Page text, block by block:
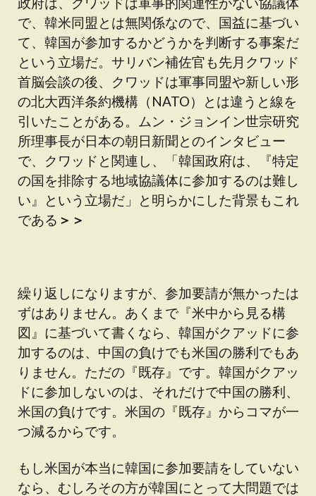
で、 韓米同盟とは無関係なので、国益に基づい
て、韓国が参加するかどうかを判断する事案だ
という立場だ。サリバン補佐官も先月クワッド
首脳会談の後、クワッドは軍事同盟や新しい形
の北大西洋条約機構（NATO）とは違うと線を
引いたことがある。ムン・ジョンイン世宗研究
所理事長が日本の朝日新聞とのインタビュー
で、クワッドと関連し、「韓国政府は、『特定
の国を排除する地域協議体に参加するのは難し
い』という立場だ」と明らかにした背景もこれ
である ＞＞
繰り返しになりますが、参加要請が無かったは
ずはありません。あくまで『米中から見る構
図』に基づいて書くなら、韓国がクアッドに参
加するのは、中国の負けでも米国の勝利でもあ
りません。ただの『既存』です。韓国がクアッ
ドに参加しないのは、それだけで中国の勝利、
米国の負けです。米国の『既存』からコマが一
つ減るからです。
もし米国が本当に韓国に参加要請をしていない
なら、むしろその方が韓国にとって大問題では